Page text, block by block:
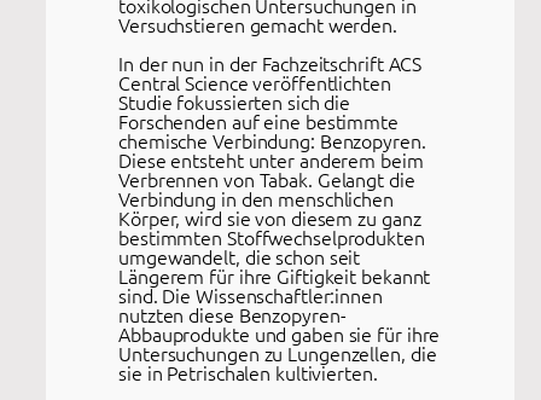
Versuchstieren gemacht werden.
In der nun in der Fachzeitschrift ACS
Central Science veröffentlichten
Studie fokussierten sich die
Forschenden auf eine bestimmte
chemische Verbindung: Benzopyren.
Diese entsteht unter anderem beim
Verbrennen von Tabak. Gelangt die
Verbindung in den menschlichen
Körper, wird sie von diesem zu ganz
bestimmten Stoffwechselprodukten
umgewandelt, die schon seit
Längerem für ihre Giftigkeit bekannt
sind. Die Wissenschaftler:innen
nutzten diese Benzopyren-
Abbauprodukte und gaben sie für ihre
Untersuchungen zu Lungenzellen, die
sie in Petrischalen kultivierten.